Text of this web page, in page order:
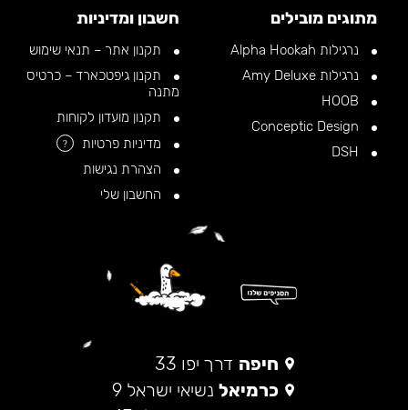
מתוגים מובילים
נרגילות Alpha Hookah
נרגילות Amy Deluxe
חשבון ומדיניות
תקנון אתר – תנאי שימוש
תקנון גיפטכארד – כרטיס
מתנה
תקנון מועדון לקוחות
מדיניות פרטיות
?
הצהרת נגישות
החשבון שלי
חיפה דרך יפו 33
כרמיאל נשיאי ישראל 9